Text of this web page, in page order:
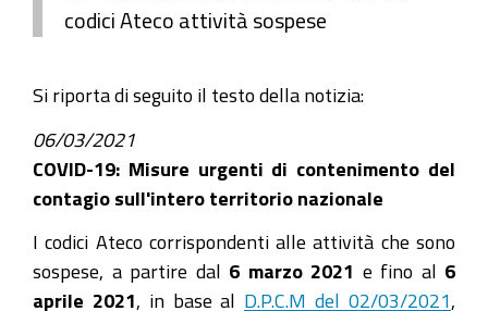
codici Ateco attività sospese
Si riporta di seguito il testo della notizia:
06/03/2021
COVID-19: Misure urgenti di contenimento del
contagio sull'intero territorio nazionale
I codici Ateco corrispondenti alle attività che sono
sospese, a partire dal 6 marzo 2021 e fino al 6
aprile 2021
, in base al D.P.C.M del 02/03/2021